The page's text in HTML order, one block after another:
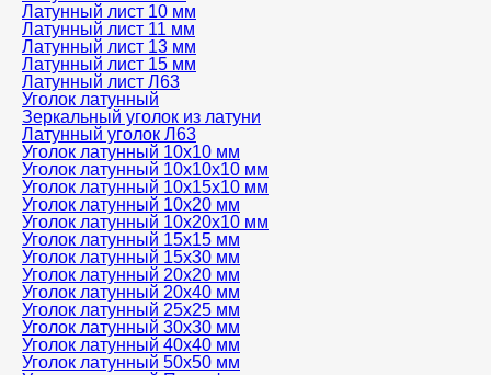
Латунный лист 10 мм
Латунный лист 11 мм
Латунный лист 13 мм
Латунный лист 15 мм
Латунный лист Л63
Уголок латунный
Зеркальный уголок из латуни
Латунный уголок Л63
Уголок латунный 10x10 мм
Уголок латунный 10x10x10 мм
Уголок латунный 10x15x10 мм
Уголок латунный 10x20 мм
Уголок латунный 10x20x10 мм
Уголок латунный 15x15 мм
Уголок латунный 15x30 мм
Уголок латунный 20x20 мм
Уголок латунный 20x40 мм
Уголок латунный 25x25 мм
Уголок латунный 30x30 мм
Уголок латунный 40x40 мм
Уголок латунный 50x50 мм